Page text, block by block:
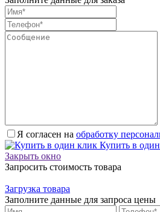
Я согласен на обработку
Купить в
Закрыть окно
Запросить стоимость товара
Загрузка товара
Заполните данные для запроса цены